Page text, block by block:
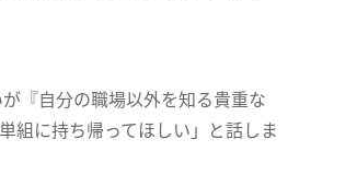
『自分の職場以外を知る貴重な
組に持ち帰ってほしい」と話しま